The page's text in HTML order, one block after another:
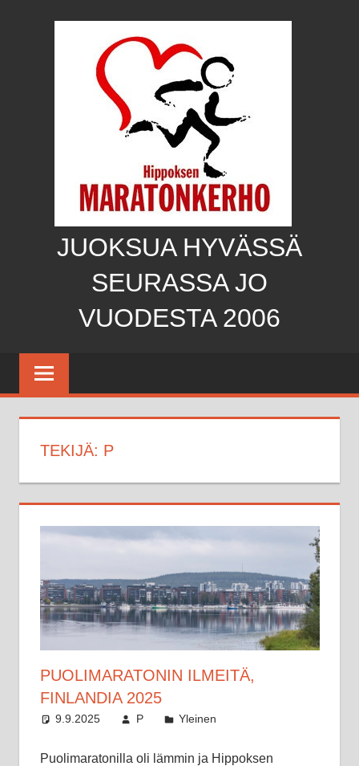
JUOKSUA HYVÄSSÄ
SEURASSA JO
VUODESTA 2006
Maratonkerho
TEKIJÄ: P
PUOLIMARATONIN ILMEITÄ,
FINLANDIA 2025
9.9.2025 P Yleinen
Puolimaratonilla oli lämmin ja Hippoksen